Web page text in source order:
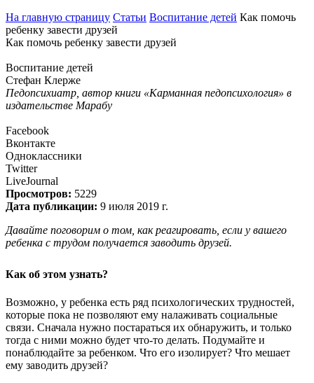
На главную страницу Статьи Воспитание детей Как помочь
ребенку завести друзей
Как помочь ребенку завести друзей
Воспитание детей
Стефан Клерже
Педопсихиатр, автор книги «Карманная педопсихология» в
издательстве Марабу
Facebook
Вконтакте
Одноклассники
Twitter
LiveJournal
Просмотров: 5229
Дата публикации: 9 июля 2019 г.
Давайте поговорим о том, как реагировать, если у вашего
ребенка с трудом получается заводить друзей.
Как об этом узнать?
Возможно, у ребенка есть ряд психологических трудностей,
которые пока не позволяют ему налаживать социальные
связи. Сначала нужно постараться их обнаружить, и только
тогда с ними можно будет что-то делать. Подумайте и
понаблюдайте за ребенком. Что его изолирует? Что мешает
ему заводить друзей?